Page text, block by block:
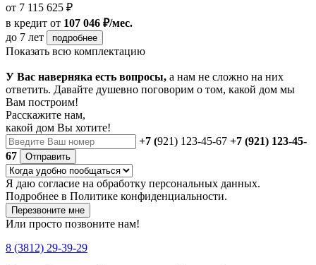
от 7 115 625 ₽
в кредит от 107 046 ₽/мес.
до 7 лет
подробнее
Показать всю комплектацию
У Вас наверняка есть вопросы, а нам не сложно на них
ответить. Давайте душевно поговорим о том, какой дом мы
Вам построим!
Расскажите нам,
какой дом Вы хотите!
+7 (921) 123-45-67 +7 (921) 123-45-
67
Отправить
Я даю согласие на обработку персональных данных.
Подробнее в Политике конфиденциальности.
Перезвоните мне
Или просто позвоните нам!
8 (3812) 29-39-29